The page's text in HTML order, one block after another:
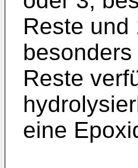
Reste und
Reste
eine